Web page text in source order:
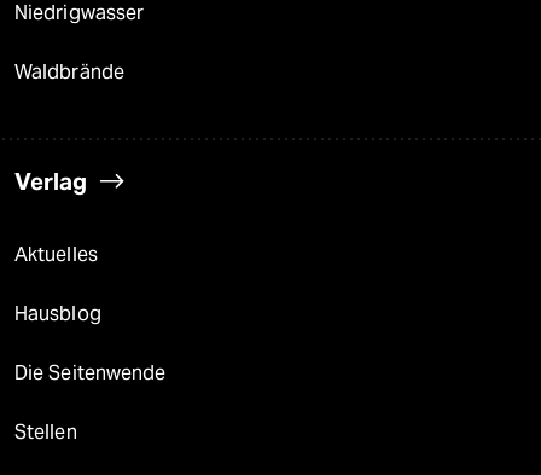
Niedrigwasser
Waldbrände
Verlag
Aktuelles
Hausblog
Die Seitenwende
Stellen